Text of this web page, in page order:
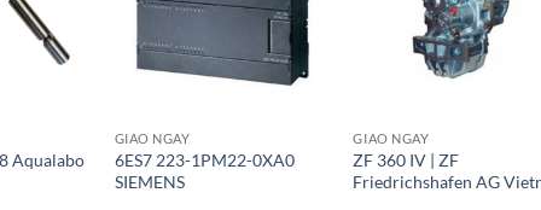
Aqualabo
GIAO NGAY
6ES7 223-1PM22-0XA0
SIEMENS
GIAO NGAY
ZF 360 IV | ZF
Friedrichshafen AG